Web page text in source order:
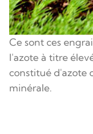
Ce sont ces
l'azote à titre
constitué d'azote
minérale.